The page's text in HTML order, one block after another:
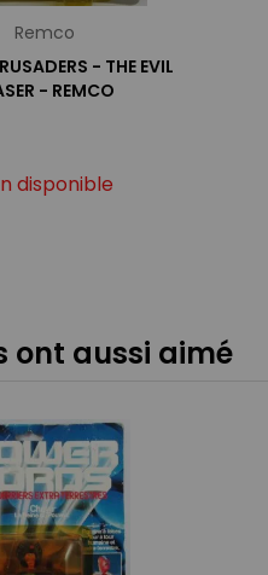
Remco
- THE EVIL
- REMCO
disponible
ont aussi aimé